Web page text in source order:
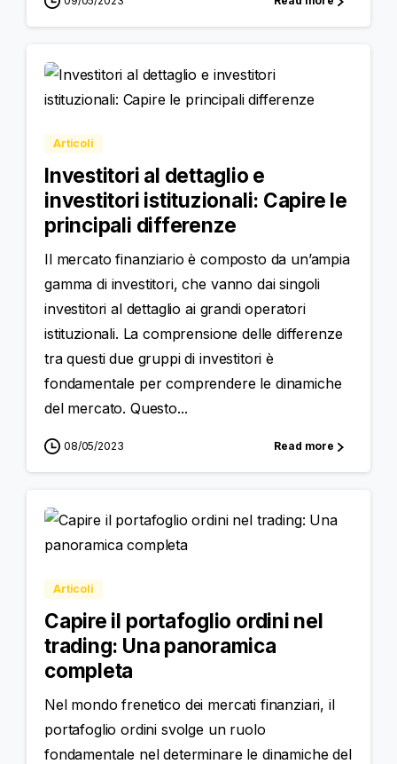
Articoli
Investitori al dettaglio e
investitori istituzionali: Capire le
principali differenze
Il mercato finanziario è composto da un’ampia
gamma di investitori, che vanno dai singoli
investitori al dettaglio ai grandi operatori
istituzionali. La comprensione delle differenze
tra questi due gruppi di investitori è
fondamentale per comprendere le dinamiche
del mercato. Questo...
08/05/2023 Read more
Articoli
Capire il portafoglio ordini nel
trading: Una panoramica
completa
Nel mondo frenetico dei mercati finanziari, il
portafoglio ordini svolge un ruolo
fondamentale nel determinare le dinamiche del